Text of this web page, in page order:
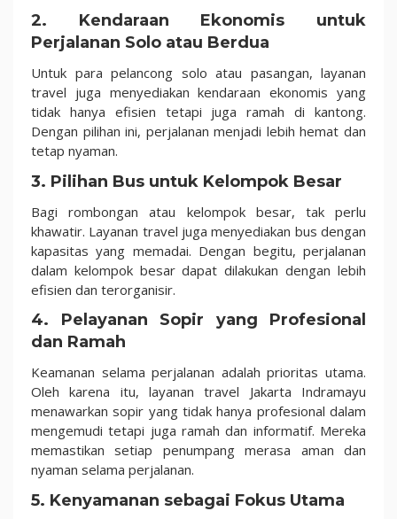
2. Kendaraan Ekonomis untuk
Perjalanan Solo atau Berdua
Untuk para pelancong solo atau pasangan, layanan
travel juga menyediakan kendaraan ekonomis yang
tidak hanya efisien tetapi juga ramah di kantong.
Dengan pilihan ini, perjalanan menjadi lebih hemat dan
tetap nyaman.
3. Pilihan Bus untuk Kelompok Besar
Bagi rombongan atau kelompok besar, tak perlu
khawatir. Layanan travel juga menyediakan bus dengan
kapasitas yang memadai. Dengan begitu, perjalanan
dalam kelompok besar dapat dilakukan dengan lebih
efisien dan terorganisir.
4. Pelayanan Sopir yang Profesional
dan Ramah
Keamanan selama perjalanan adalah prioritas utama.
Oleh karena itu, layanan travel Jakarta Indramayu
menawarkan sopir yang tidak hanya profesional dalam
mengemudi tetapi juga ramah dan informatif. Mereka
memastikan setiap penumpang merasa aman dan
nyaman selama perjalanan.
5. Kenyamanan sebagai Fokus Utama